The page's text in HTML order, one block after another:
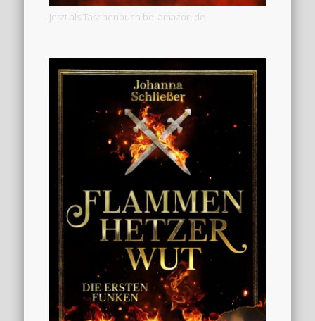
Jetzt als Taschenbuch bei amazon.de